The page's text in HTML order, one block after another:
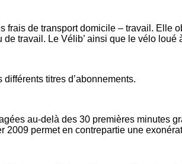
de transport domicile – travail. Elle
travail. Le Vélib’ ainsi que le vélo loué
titres d’abonnements.
au-delà des 30 premières minutes
permet en contrepartie une